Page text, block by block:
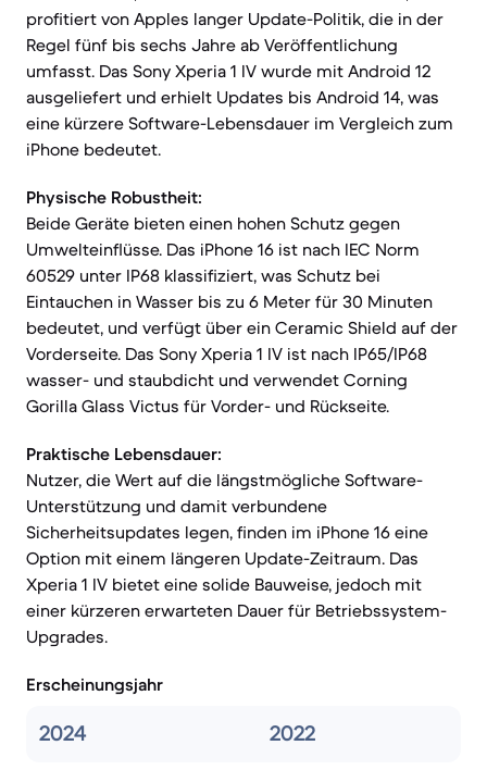
profitiert von Apples langer Update-Politik, die in der
Regel fünf bis sechs Jahre ab Veröffentlichung
umfasst. Das Sony Xperia 1 IV wurde mit Android 12
ausgeliefert und erhielt Updates bis Android 14, was
eine kürzere Software-Lebensdauer im Vergleich zum
iPhone bedeutet.
Physische Robustheit:
Beide Geräte bieten einen hohen Schutz gegen
Umwelteinflüsse. Das iPhone 16 ist nach IEC Norm
60529 unter IP68 klassifiziert, was Schutz bei
Eintauchen in Wasser bis zu 6 Meter für 30 Minuten
bedeutet, und verfügt über ein Ceramic Shield auf der
Vorderseite. Das Sony Xperia 1 IV ist nach IP65/IP68
wasser- und staubdicht und verwendet Corning
Gorilla Glass Victus für Vorder- und Rückseite.
Praktische Lebensdauer:
Nutzer, die Wert auf die längstmögliche Software-
Unterstützung und damit verbundene
Sicherheitsupdates legen, finden im iPhone 16 eine
Option mit einem längeren Update-Zeitraum. Das
Xperia 1 IV bietet eine solide Bauweise, jedoch mit
einer kürzeren erwarteten Dauer für Betriebssystem-
Upgrades.
Erscheinungsjahr
2024 2022